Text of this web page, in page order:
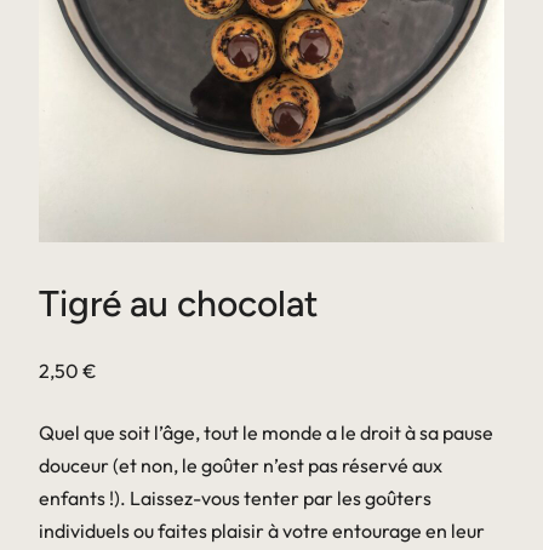
Tigré au chocolat
2,50 €
Quel que soit l’âge, tout le monde a le droit à sa pause
douceur (et non, le goûter n’est pas réservé aux
enfants !). Laissez-vous tenter par les goûters
individuels ou faites plaisir à votre entourage en leur